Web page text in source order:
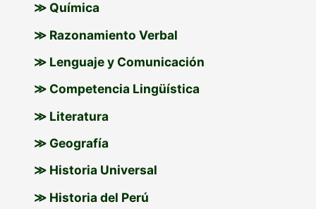
≫ Química
≫ Razonamiento Verbal
≫ Lenguaje y Comunicación
≫ Competencia Lingüística
≫ Literatura
≫ Geografía
≫ Historia Universal
≫ Historia del Perú